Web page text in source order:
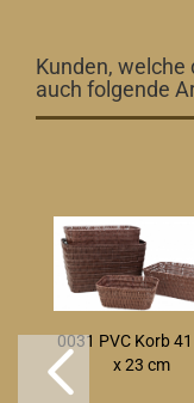
Kunden,
auch folgende
0031 PVC Korb
x 23 cm